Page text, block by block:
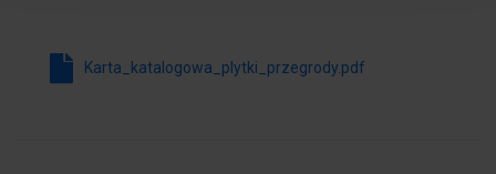
Karta_katalogowa_plytki_przegrody.pdf